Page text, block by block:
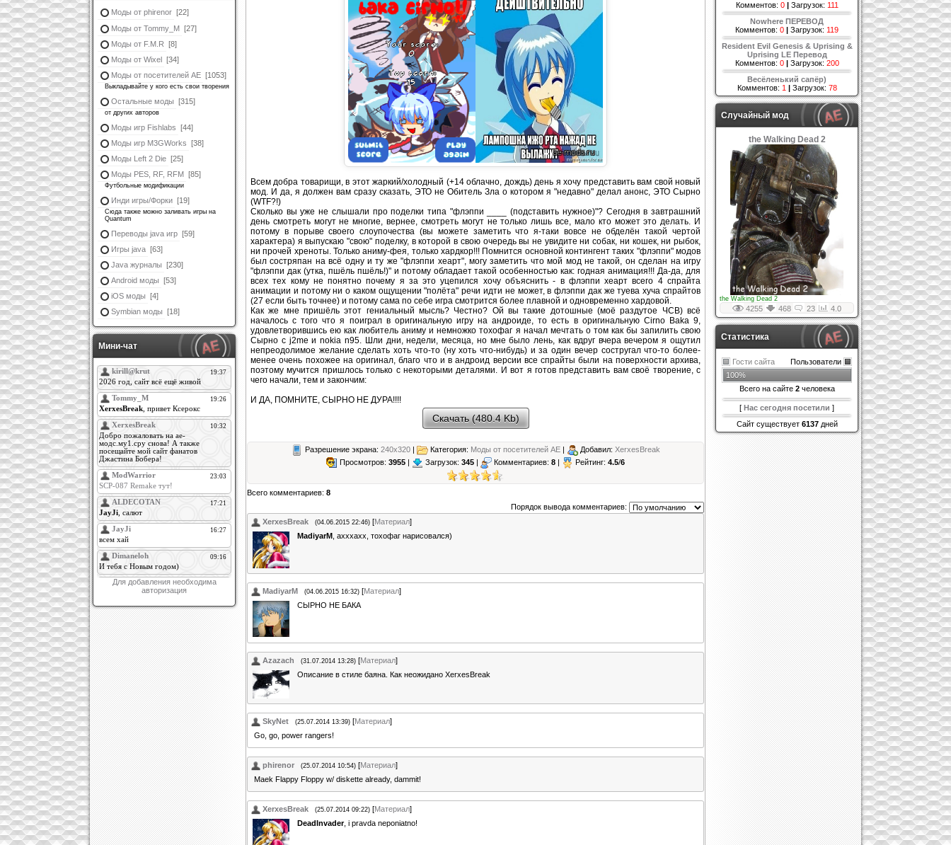
Моды от phirenor [22]
Моды от Tommy_M [27]
Моды от F.M.R [8]
Моды от Wixel [34]
Моды от посетителей АЕ [1053]
Выкладывайте у кого есть свои творения
Остальные моды [315]
от других авторов
Моды игр Fishlabs [44]
Моды игр M3GWorks [38]
Моды Left 2 Die [25]
Моды PES, RF, RFM [85]
Футбольные модификации
Инди игры/Форки [19]
Сюда также можно заливать игры на
Quantum
Переводы java игр [59]
Игры java [63]
Java журналы [230]
Android моды [53]
iOS моды [4]
Symbian моды [18]
Мини-чат
Для добавления необходима
авторизация
Всем добра товарищи, в этот жаркий/холодный (+14 облачно, дождь) день я хочу представить вам свой новый
мод. И да, я должен вам сразу сказать, ЭТО не Обитель Зла о котором я "недавно" делал анонс, ЭТО Сырно
(WTF?!)
Сколько вы уже не слышали про поделки типа "флэппи ____ (подставить нужное)"? Сегодня в завтрашний
день смотреть могут не многие, вернее, смотреть могут не только лишь все, мало кто может это делать. И
потому в порыве своего слоупочества (вы можете заметить что я-таки вовсе не обделён такой чертой
характера) я выпускаю "свою" поделку, в которой в свою очередь вы не увидите ни собак, ни кошек, ни рыбок,
ни прочей хреноты. Только аниму-фея, только хардкор!!! Помнится основной контингент таких "флэппи" модов
был состряпан на всё одну и ту же "флэппи хеарт", могу заметить что мой мод не такой, он сделан на игру
"флэппи дак (утка, пшёль пшёль!)" и потому обладает такой особенностью как: годная анимация!!! Да-да, для
всех тех кому не понятно почему я за это уцепился хочу объяснить - в флэппи хеарт всего 4 спрайта
анимации и потому ни о каком ощущении "полёта" речи идти не может, в флэппи дак же туева хуча спрайтов
(27 если быть точнее) и потому сама по себе игра смотрится более плавной и одновременно хардовой.
Как же мне пришёль этот гениальный мысль? Честно? Ой вы такие дотошные (моё раздутое ЧСВ) всё
началось с того что я поиграл в оригинальную игру на андроиде, то есть в оригинальную Cirno Baka 9,
удовлетворившись ею как любитель аниму и немножко тохофаг я начал мечтать о том как бы запилить свою
Сырно с j2me и nokia n95. Шли дни, недели, месяца, но мне было лень, как вдруг вчера вечером я ощутил
непреодолимое желание сделать хоть что-то (ну хоть что-нибудь) и за один вечер состругал что-то более-
менее очень похожее на оригинал, благо что и в андроид версии все спрайты были на поверхности архива,
поэтому мучится пришлось только с некоторыми деталями. И вот я готов представить вам своё творение, с
чего начали, тем и закончим:
И ДА, ПОМНИТЕ, СЫРНО НЕ ДУРА!!!!
Скачать (480.4 Kb)
Разрешение экрана: 240x320| Категория: Моды от посетителей АЕ| Добавил: XerxesBreak
Просмотров: 3955 | Загрузок: 345 | Комментариев: 8 | Рейтинг: 4.5/6
Всего комментариев: 8
Порядок вывода комментариев:
XerxesBreak
(04.06.2015 22:46) [Материал]
MadiyarM , ахххахх, тохофаг нарисовался)
MadiyarM (04.06.2015 16:32) [Материал]
СЫРНО НЕ БАКА
Azazach (31.07.2014 13:28) [Материал]
Описание в стиле баяна. Как неожидано XerxesBreak
SkyNet (25.07.2014 13:39) [Материал]
Go, go, power rangers!
phirenor (25.07.2014 10:54) [Материал]
Maek Flappy Floppy w/ diskette already, dammit!
XerxesBreak (25.07.2014 09:22) [Материал]
DeadInvader, i pravda neponiatno!
Комментов: 0| Загрузок: 111
Nowhere ПЕРЕВОД
Комментов: 0 | Загрузок: 119
Resident Evil Genesis & Uprising &
Uprising LE Перевод
Комментов: 0| Загрузок: 200
Весёленький сапёр)
Комментов: 1 | Загрузок: 78
Случайный мод
the Walking Dead 2
the Walking Dead 2
4255 468 23 4.0
Статистика
Пользователи
Гости сайта
100%
Всего на сайте 2человека
[ Нас сегодня посетили ]
Сайт существует 6137дней